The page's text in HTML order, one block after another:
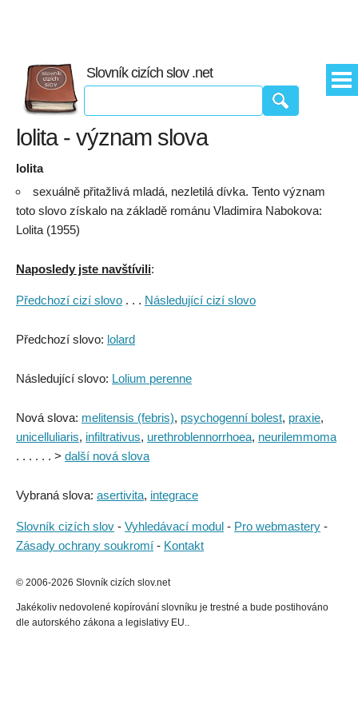
Slovník cizích slov .net
lolita - význam slova
lolita
sexuálně přitažlivá mladá, nezletilá dívka. Tento význam
toto slovo získalo na základě románu Vladimira Nabokova:
Lolita (1955)
Naposledy jste navštívili:
Předchozí cizí slovo . . . Následující cizí slovo
Předchozí slovo: lolard
Následující slovo: Lolium perenne
Nová slova: melitensis (febris), psychogenní bolest, praxie,
unicelluliaris, infiltrativus, urethroblennorrhoea, neurilemmoma
. . . . . . > další nová slova
Vybraná slova: asertivita, integrace
Slovník cizích slov - Vyhledávací modul - Pro webmastery -
Zásady ochrany soukromí - Kontakt
© 2006-2026 Slovník cizích slov.net
Jakékoliv nedovolené kopírování slovníku je trestné a bude postihováno
dle autorského zákona a legislativy EU..